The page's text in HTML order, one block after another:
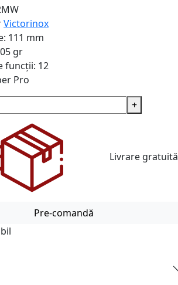
Victorinox
111 mm
gr
funcții: 12
Pro
+
Livrare gratuită
Pre-comandă